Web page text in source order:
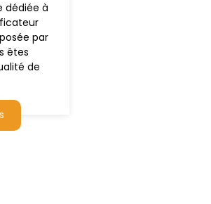
dédiée à
par
êtes
de